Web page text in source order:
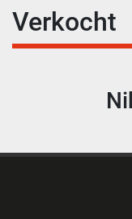
Verkocht